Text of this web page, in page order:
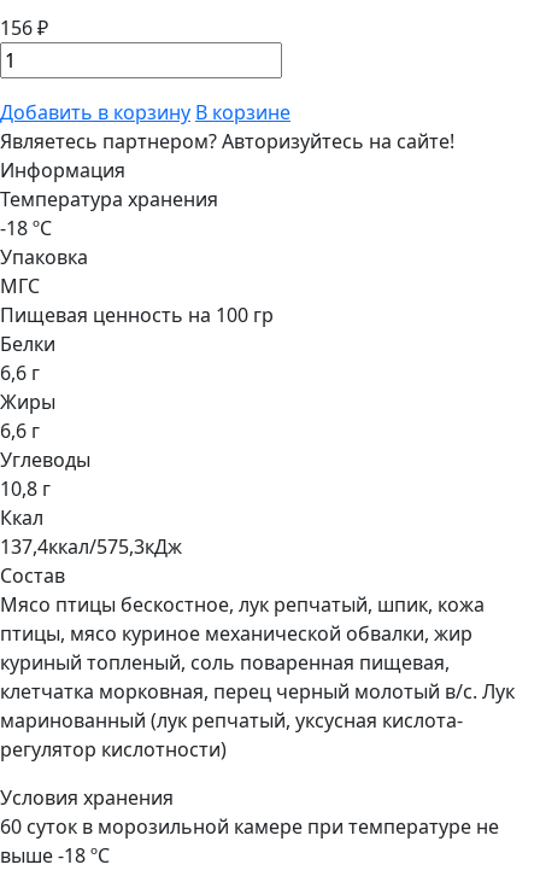
156 ₽
Добавить в корзину В корзине
Являетесь партнером?Авторизуйтесь на сайте!
Информация
Температура хранения
-18 ºС
Упаковка
МГС
Пищевая ценность на 100 гр
Белки
6,6 г
Жиры
6,6 г
Углеводы
10,8 г
Ккал
137,4ккал/575,3кДж
Состав
Мясо птицы бескостное, лук репчатый, шпик, кожа
птицы, мясо куриное механической обвалки, жир
куриный топленый, соль поваренная пищевая,
клетчатка морковная, перец черный молотый в/с. Лук
маринованный (лук репчатый, уксусная кислота-
регулятор кислотности)
Условия хранения
60 суток в морозильной камере при температуре не
выше -18 ºС